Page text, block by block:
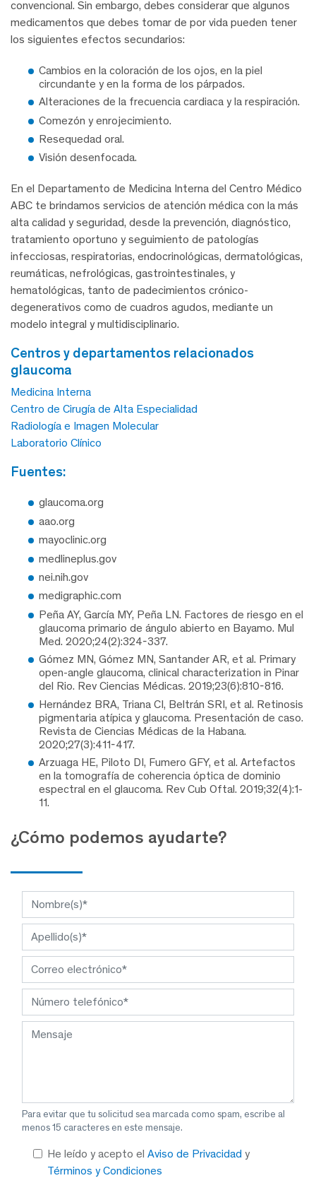
convencional. Sin embargo, debes considerar que algunos
medicamentos que debes tomar de por vida pueden tener
los siguientes efectos secundarios:
Cambios en la coloración de los ojos, en la piel
circundante y en la forma de los párpados.
Alteraciones de la frecuencia cardiaca y la respiración.
Comezón y enrojecimiento.
Resequedad oral.
Visión desenfocada.
En el Departamento de Medicina Interna del Centro Médico
ABC te brindamos servicios de atención médica con la más
alta calidad y seguridad, desde la prevención, diagnóstico,
tratamiento oportuno y seguimiento de patologías
infecciosas, respiratorias, endocrinológicas, dermatológicas,
reumáticas, nefrológicas, gastrointestinales, y
hematológicas, tanto de padecimientos crónico-
degenerativos como de cuadros agudos, mediante un
modelo integral y multidisciplinario.
centros y departamentos relacionados
glaucoma
Medicina Interna
Centro de Cirugía de Alta Especialidad
Radiología e Imagen Molecular
Laboratorio Clínico
fuentes:
glaucoma.org
aao.org
mayoclinic.org
medlineplus.gov
nei.nih.gov
medigraphic.com
Peña AY, García MY, Peña LN. Factores de riesgo en el
glaucoma primario de ángulo abierto en Bayamo. Mul
Med. 2020;24(2):324-337.
Gómez MN, Gómez MN, Santander AR, et al. Primary
open-angle glaucoma, clinical characterization in Pinar
del Rio. Rev Ciencias Médicas. 2019;23(6):810-816.
Hernández BRA, Triana CI, Beltrán SRI, et al. Retinosis
pigmentaria atípica y glaucoma. Presentación de caso.
Revista de Ciencias Médicas de la Habana.
2020;27(3):411-417.
Arzuaga HE, Piloto DI, Fumero GFY, et al. Artefactos
en la tomografía de coherencia óptica de dominio
espectral en el glaucoma. Rev Cub Oftal. 2019;32(4):1-
11.
¿Cómo podemos ayudarte?
Para evitar que tu solicitud sea marcada como spam, escribe al
menos 15 caracteres en este mensaje.
He leído y acepto el Aviso de Privacidad y
Términos y Condiciones